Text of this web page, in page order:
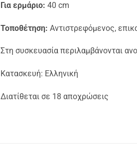
Για ερμάριο: 40 cm
Τοποθέτηση: Αντιστρεφόμενος,
Στη συσκευασία περιλαμβάνονται
Κατασκευή: Ελληνική
Διατίθεται σε 18 αποχρώσεις